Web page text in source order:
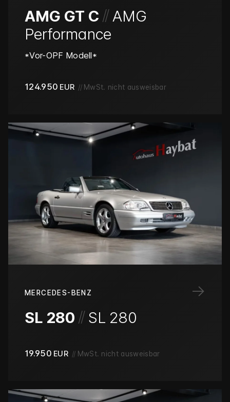
AMG GT C // AMG
Performance
*Vor-OPF Modell*
124.950 EUR // MwSt. nicht ausweisbar
→
MERCEDES-BENZ
SL 280 // SL 280
19.950 EUR // MwSt. nicht ausweisbar